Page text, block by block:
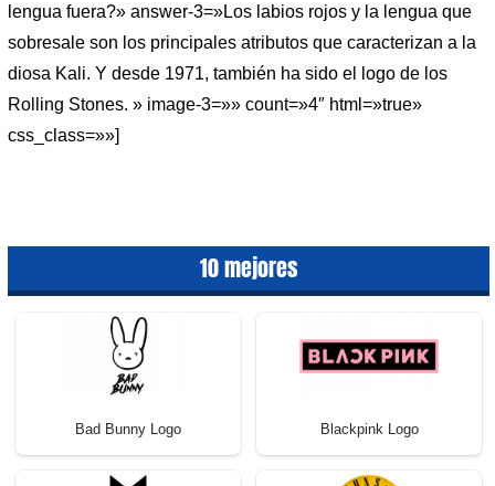
lengua fuera?» answer-3=»Los labios rojos y la lengua que
sobresale son los principales atributos que caracterizan a la
diosa Kali. Y desde 1971, también ha sido el logo de los
Rolling Stones. » image-3=»» count=»4″ html=»true»
css_class=»»]
10 mejores
Bad Bunny Logo Blackpink Logo